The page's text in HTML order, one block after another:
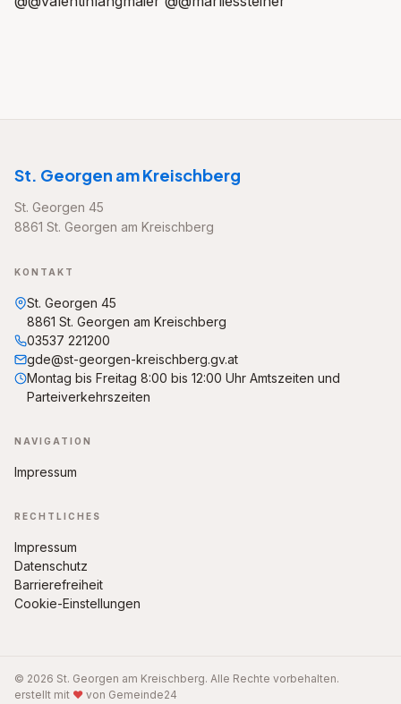
St. Georgen am Kreischberg
St. Georgen 45
8861 St. Georgen am Kreischberg
KONTAKT
St. Georgen 45
8861 St. Georgen am Kreischberg
03537 221200
gde@st-georgen-kreischberg.gv.at
Montag bis Freitag 8:00 bis 12:00 Uhr Amtszeiten und
Parteiverkehrszeiten
NAVIGATION
Impressum
RECHTLICHES
Impressum
Datenschutz
Barrierefreiheit
Cookie-Einstellungen
© 2026 St. Georgen am Kreischberg. Alle Rechte vorbehalten.
erstellt mit ♥ von Gemeinde24